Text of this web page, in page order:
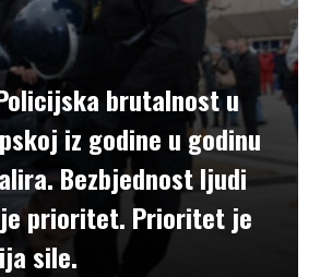
brutalnost u
iz godine u godinu
Bezbjednost ljudi
prioritet. Prioritet je
sile.